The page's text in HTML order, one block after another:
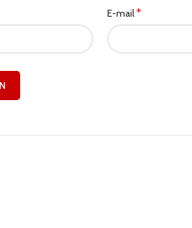
E-mail*